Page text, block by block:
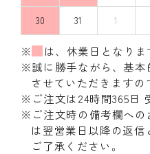
30 31 1
※
は、休業日となりま
※誠に勝手ながら、基本
させていただきますの
※ご注文は24時間365日
※ご注文時の備考欄への
は翌営業日以降の返信
ご了承ください。